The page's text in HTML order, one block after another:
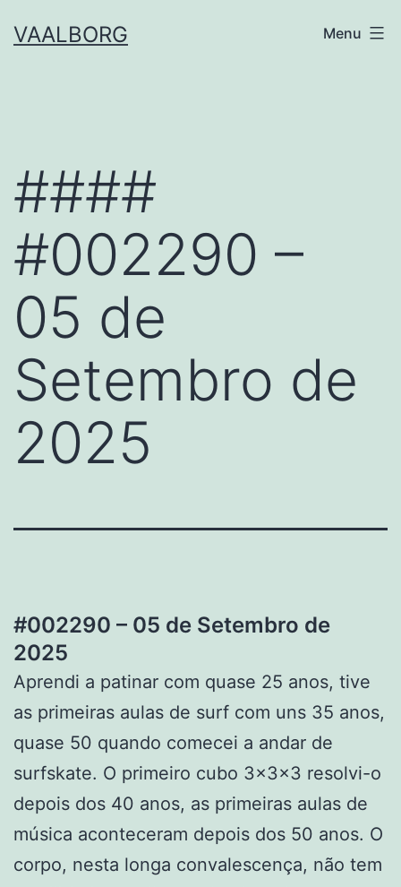
toVAALBORG Menu
####
#002290 –
05 de
Setembro de
2025
#002290 – 05 de Setembro de
2025
Aprendi a patinar com quase 25 anos, tive
as primeiras aulas de surf com uns 35 anos,
quase 50 quando comecei a andar de
surfskate. O primeiro cubo 3x3x3 resolvi-o
depois dos 40 anos, as primeiras aulas de
música aconteceram depois dos 50 anos. O
corpo, nesta longa convalescença, não tem